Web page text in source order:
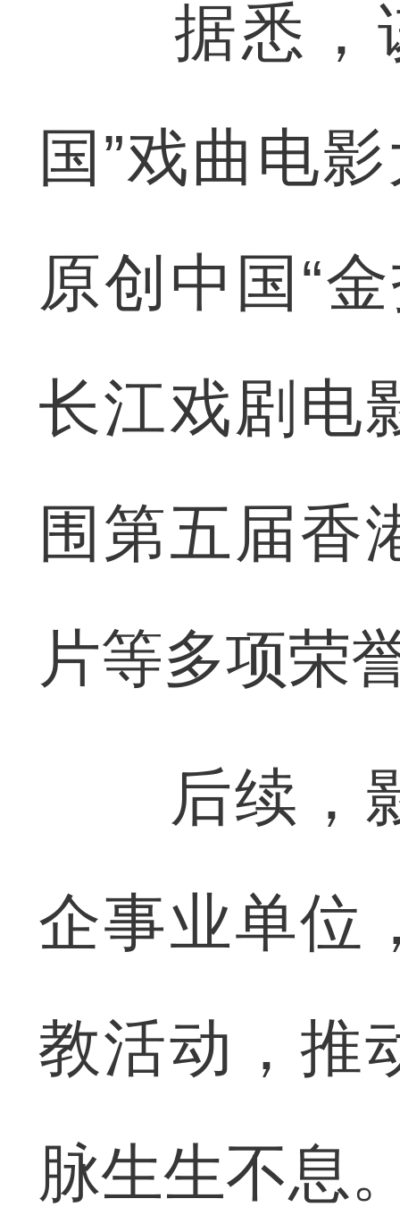
据悉，该
国”戏曲电
原创中国“
长江戏剧电
围第五届香
片等多项荣
后续，影
企事业单位
教活动，推
脉生生不息